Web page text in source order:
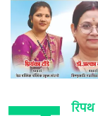
रिपथ